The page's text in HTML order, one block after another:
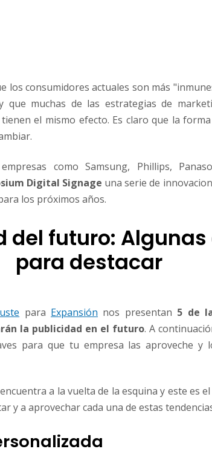
los consumidores actuales son más
que muchas de las estrategias de
el mismo efecto. Es claro que la
como Samsung, Phillips,
Digital Signage una serie de
los próximos años.
del futuro:
para destacar
para Expansión nos presentan 5 de
la publicidad en el futuro. A
para que tu empresa las aproveche y
a la vuelta de la esquina y este es
y a aprovechar cada una de estas